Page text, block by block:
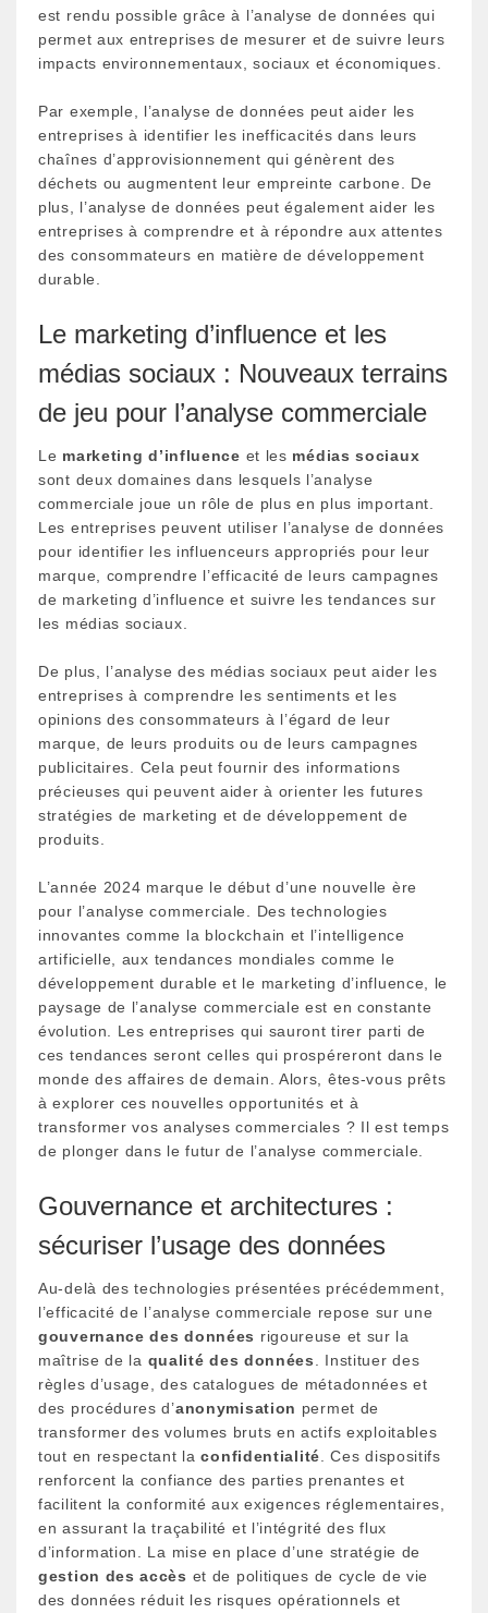
est rendu possible grâce à l’analyse de données qui
permet aux entreprises de mesurer et de suivre leurs
impacts environnementaux, sociaux et économiques.
Par exemple, l’analyse de données peut aider les
entreprises à identifier les inefficacités dans leurs
chaînes d’approvisionnement qui génèrent des
déchets ou augmentent leur empreinte carbone. De
plus, l’analyse de données peut également aider les
entreprises à comprendre et à répondre aux attentes
des consommateurs en matière de développement
durable.
Le marketing d’influence et les
médias sociaux : Nouveaux terrains
de jeu pour l’analyse commerciale
Le marketing d’influence et les médias sociaux
sont deux domaines dans lesquels l’analyse
commerciale joue un rôle de plus en plus important.
Les entreprises peuvent utiliser l’analyse de données
pour identifier les influenceurs appropriés pour leur
marque, comprendre l’efficacité de leurs campagnes
de marketing d’influence et suivre les tendances sur
les médias sociaux.
De plus, l’analyse des médias sociaux peut aider les
entreprises à comprendre les sentiments et les
opinions des consommateurs à l’égard de leur
marque, de leurs produits ou de leurs campagnes
publicitaires. Cela peut fournir des informations
précieuses qui peuvent aider à orienter les futures
stratégies de marketing et de développement de
produits.
L’année 2024 marque le début d’une nouvelle ère
pour l’analyse commerciale. Des technologies
innovantes comme la blockchain et l’intelligence
artificielle, aux tendances mondiales comme le
développement durable et le marketing d’influence, le
paysage de l’analyse commerciale est en constante
évolution. Les entreprises qui sauront tirer parti de
ces tendances seront celles qui prospéreront dans le
monde des affaires de demain. Alors, êtes-vous prêts
à explorer ces nouvelles opportunités et à
transformer vos analyses commerciales ? Il est temps
de plonger dans le futur de l’analyse commerciale.
Gouvernance et architectures :
sécuriser l’usage des données
Au-delà des technologies présentées précédemment,
l’efficacité de l’analyse commerciale repose sur une
gouvernance des données rigoureuse et sur la
maîtrise de la qualité des données
. Instituer des
règles d’usage, des catalogues de métadonnées et
des procédures d’anonymisation permet de
transformer des volumes bruts en actifs exploitables
tout en respectant laconfidentialité . Ces dispositifs
renforcent la confiance des parties prenantes et
facilitent la conformité aux exigences réglementaires,
en assurant la traçabilité et l’intégrité des flux
d’information. La mise en place d’une stratégie de
gestion des accès et de politiques de cycle de vie
des données réduit les risques opérationnels et